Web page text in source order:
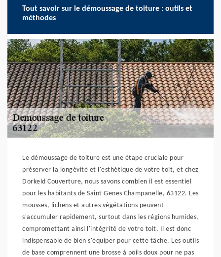
Tout savoir sur le démoussage de toiture : outils et
méthodes
Le démoussage de toiture est une étape cruciale pour
préserver la longévité et l'esthétique de votre toit, et chez
Dorkeld Couverture, nous savons combien il est essentiel
pour les habitants de Saint Genes Champanelle, 63122. Les
mousses, lichens et autres végétations peuvent
s'accumuler rapidement, surtout dans les régions humides,
compromettant ainsi l'intégrité de votre toit. Il est donc
indispensable de bien s'équiper pour cette tâche. Les outils
de base comprennent une brosse à poils doux pour ne pas